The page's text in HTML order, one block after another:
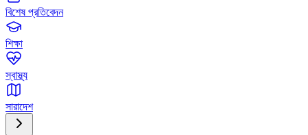
বিশেষ প্রতিবেদন
শিক্ষা
স্বাস্থ্য
সারাদেশ